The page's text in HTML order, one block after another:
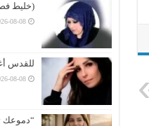
(خليط
08-08
للقدس
08-08
“دموعك